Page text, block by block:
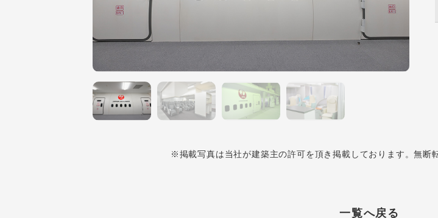
※掲載写真は当社が建築主の許可を頂き掲載しております。無断
一覧へ戻る